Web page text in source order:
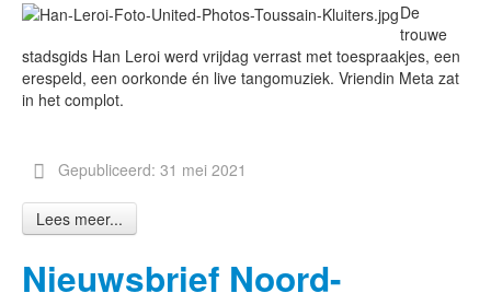
De
trouwe
stadsgids Han Leroi werd vrijdag verrast met toespraakjes, een
erespeld, een oorkonde én live tangomuziek. Vriendin Meta zat
in het complot.
Gepubliceerd: 31 mei 2021
Lees meer...
Nieuwsbrief Noord-